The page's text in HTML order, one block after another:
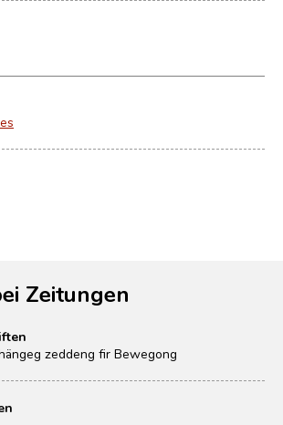
Zeitungen
zeddeng fir Bewegong